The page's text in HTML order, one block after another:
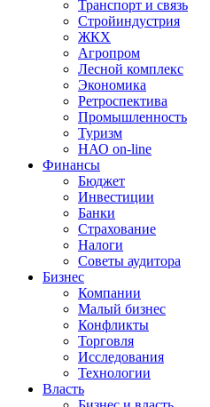
Транспорт и связь
Стройиндустрия
ЖКХ
Агропром
Лесной комплекс
Экономика
Ретроспектива
Промышленность
Туризм
НАО on-line
Финансы
Бюджет
Инвестиции
Банки
Страхование
Налоги
Советы аудитора
Бизнес
Компании
Малый бизнес
Конфликты
Торговля
Исследования
Технологии
Власть